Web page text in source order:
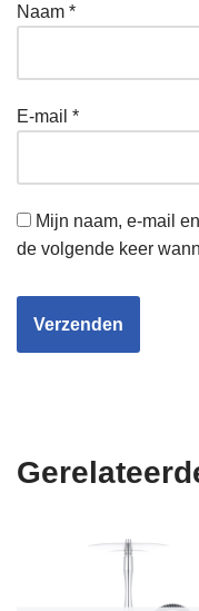
Naam *
E-mail *
Mijn naam, e-mail
de volgende keer